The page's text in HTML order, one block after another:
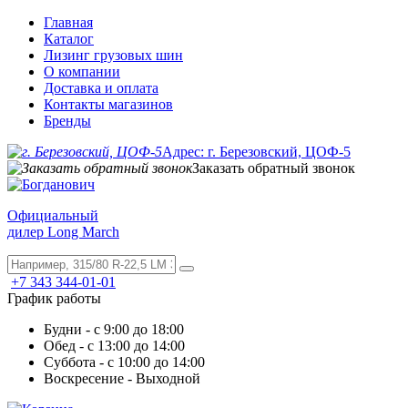
Главная
Каталог
Лизинг грузовых шин
О компании
Доставка и оплата
Контакты магазинов
Бренды
Адрес: г. Березовский, ЦОФ-5
Заказать обратный звонок
Официальный
дилер Long March
+7 343 344-01-01
График работы
Будни - с 9:00 до 18:00
Обед - с 13:00 до 14:00
Суббота - с 10:00 до 14:00
Воскресение - Выходной